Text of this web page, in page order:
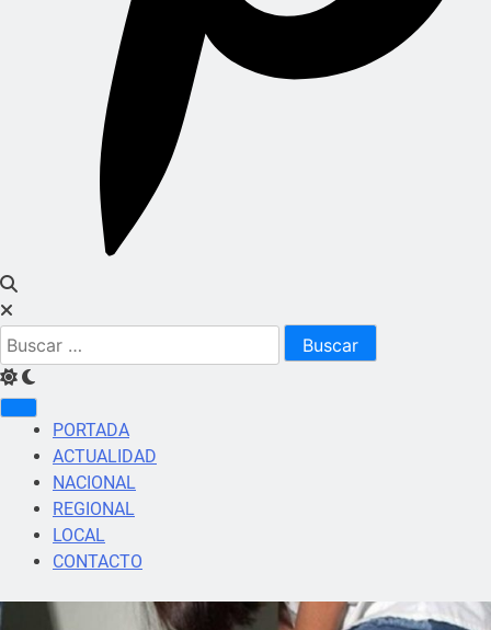
Buscar:
PORTADA
ACTUALIDAD
NACIONAL
REGIONAL
LOCAL
CONTACTO